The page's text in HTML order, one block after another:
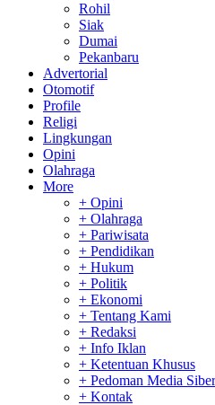
Rohil
Siak
Dumai
Pekanbaru
Advertorial
Otomotif
Profile
Religi
Lingkungan
Opini
Olahraga
More
+ Opini
+ Olahraga
+ Pariwisata
+ Pendidikan
+ Hukum
+ Politik
+ Ekonomi
+ Tentang Kami
+ Redaksi
+ Info Iklan
+ Ketentuan Khusus
+ Pedoman Media Siber
+ Kontak